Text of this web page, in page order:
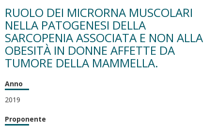
RUOLO DEI MICRORNA MUSCOLARI
NELLA PATOGENESI DELLA
SARCOPENIA ASSOCIATA E NON ALLA
OBESITÀ IN DONNE AFFETTE DA
TUMORE DELLA MAMMELLA.
Anno
2019
Proponente